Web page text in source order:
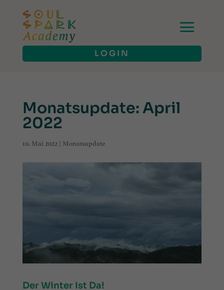
LOGIN
Monatsupdate: April
2022
10. Mai 2022 Monatsupdate
Der Winter Ist Da!